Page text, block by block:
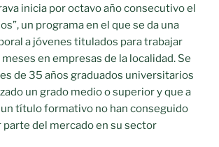
inicia por octavo año consecutivo el
un programa en el que se da una
a jóvenes titulados para trabajar
en empresas de la localidad. Se
de 35 años graduados universitarios
un grado medio o superior y que a
título formativo no han conseguido
del mercado en su sector